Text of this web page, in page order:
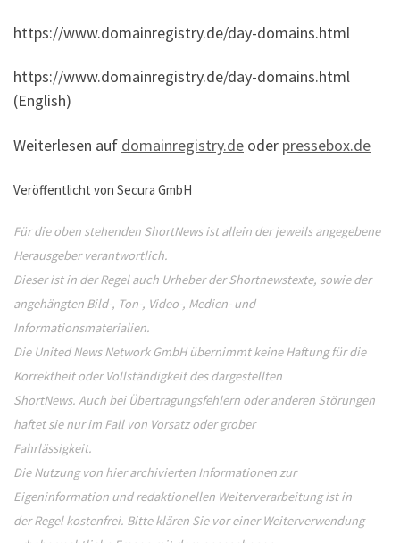
https://www.domainregistry.de/day-domains.html
https://www.domainregistry.de/day-domains.html
(English)
Weiterlesen auf domainregistry.de oder pressebox.de
Veröffentlicht von Secura GmbH
Für die oben stehenden ShortNews ist allein der jeweils angegebene
Herausgeber verantwortlich.
Dieser ist in der Regel auch Urheber der Shortnewstexte, sowie der
angehängten Bild-, Ton-, Video-, Medien- und
Informationsmaterialien.
Die United News Network GmbH übernimmt keine Haftung für die
Korrektheit oder Vollständigkeit des dargestellten
ShortNews. Auch bei Übertragungsfehlern oder anderen Störungen
haftet sie nur im Fall von Vorsatz oder grober
Fahrlässigkeit.
Die Nutzung von hier archivierten Informationen zur
Eigeninformation und redaktionellen Weiterverarbeitung ist in
der Regel kostenfrei. Bitte klären Sie vor einer Weiterverwendung